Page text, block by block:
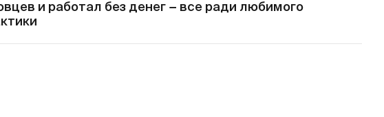
и работал без денег − все ради любимого